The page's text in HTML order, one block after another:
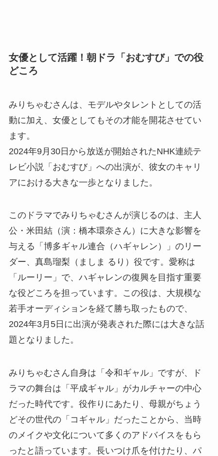
女優として活躍！朝ドラ「おむすび」での役
どころ
みりちゃむさんは、モデルやタレントとしての活
動に加え、女優としてもその才能を開花させてい
ます。
2024年9月30日から放送が開始されたNHK連続テ
レビ小説「おむすび」への出演が、彼女のキャリ
アにおける大きな一歩となりました。
このドラマでみりちゃむさんが演じるのは、主人
公・米田結（演：橋本環奈さん）に大きな影響を
与える「博多ギャル連合（ハギャレン）」のリー
ダー、真島瑠梨（ましま るり）役です。愛称は
「ルーリー」で、ハギャレンの復興を目指す重要
な役どころを担っています。この役は、大規模な
若手オーディションを経て勝ち取ったもので、
2024年3月5日に出演が発表された際には大きな話
題となりました。
みりちゃむさん自身は「令和ギャル」ですが、ド
ラマの舞台は「平成ギャル」がカルチャーの中心
だった時代です。役作りにあたり、母親がちょう
どその世代の「コギャル」だったことから、当時
のメイクや文化について多くのアドバイスをもら
ったと語っています。長いつけ爪を付けたり、パ